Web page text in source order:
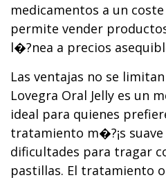
medicamentos a un
permite vender
l�?­nea a precios
Las ventajas no se
Lovegra Oral Jelly es un
ideal para quienes
tratamiento m�?¡s
dificultades para tragar
pastillas. El tratamiento